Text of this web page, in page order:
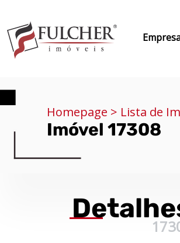
Homepage > Lista de
Imóvel 17308